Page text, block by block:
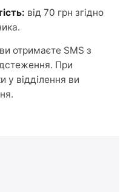
від 70 грн згідно
отримаєте SMS з
При
у відділення ви